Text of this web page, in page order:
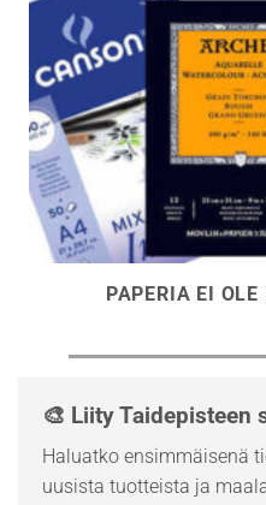
PAPERIA EI
🎨 Liity Taidepisteen
Haluatko ensimmäisenä
uusista tuotteista ja